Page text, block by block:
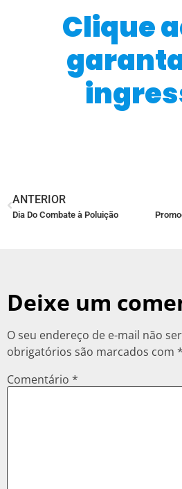
Clique
ANTERIOR
Dia Do Combate à Poluição
Deixe um
O seu endereço de e-mail não
obrigatórios são marcados com *
Comentário *